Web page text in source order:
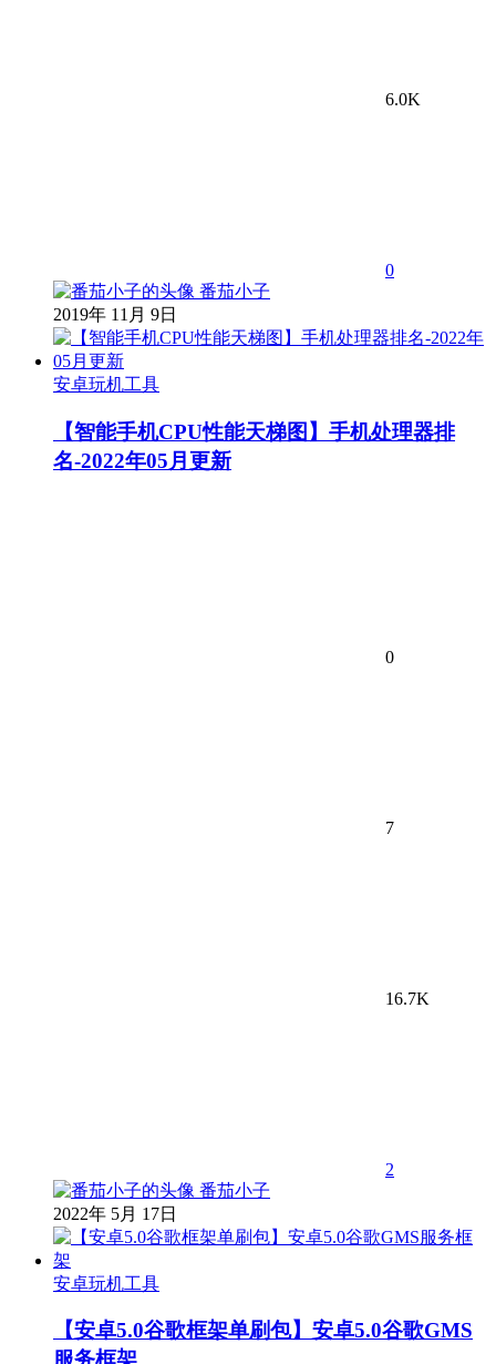
6.0K
0
番茄小子
2019年 11月 9日
安卓玩机工具
【智能手机CPU性能天梯图】手机处理器排
名-2022年05月更新
0
7
16.7K
2
番茄小子
2022年 5月 17日
安卓玩机工具
【安卓5.0谷歌框架单刷包】安卓5.0谷歌GMS
服务框架